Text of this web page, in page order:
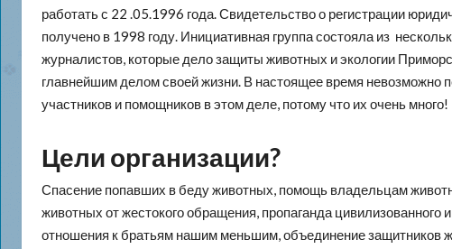
работать с 22 .05.1996 года. Свидетельство о регистрации
получено в 1998 году. Инициативная группа состояла из
журналистов, которые дело защиты животных и экологии
главнейшим делом своей жизни. В настоящее время невозможно
участников и помощников в этом деле, потому что их очень много!
Цели организации?
Спасение попавших в беду животных, помощь владельцам
животных от жестокого обращения, пропаганда цивилизованного
отношения к братьям нашим меньшим, объединение защитников